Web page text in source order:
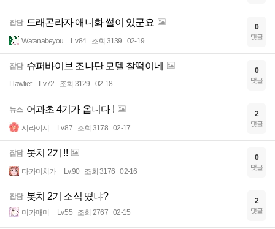
잡담 드래곤라자 애니화 썰이 있군요
Watanabeyou Lv.84 조회 3139 02-19
0
댓글
잡담 슈퍼바이브 조나단 모델 찰떡이네
Llawliet Lv.72 조회 3129 02-18
0
댓글
뉴스 어과초 4기가 옵니다 !
시라이시 Lv.87 조회 3178 02-17
2
댓글
잡담 봇치 2기 !!
타카미치카 Lv.90 조회 3176 02-16
0
댓글
잡담 봇치 2기 소식 떴냐?
미카매미 Lv.55 조회 2767 02-15
2
댓글